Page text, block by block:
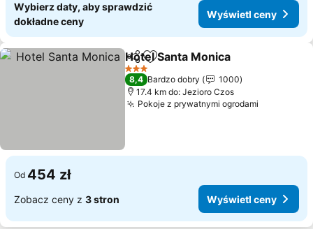
Wybierz daty, aby sprawdzić
dokładne ceny
Wyświetl ceny
Udostępnij
Dodaj do ulubionych
Hotel Santa Monica
3 Kategoria
8,4 Bardzo dobry
1000
17.4 km do: Jezioro Czos
Pokoje z prywatnymi ogrodami
Od 454 zł
Zobacz ceny z 3 stron Wyświetl ceny